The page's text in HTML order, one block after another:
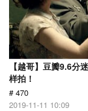
【越哥】豆瓣9.6分
样拍！
# 470
2019-11-11 10:09